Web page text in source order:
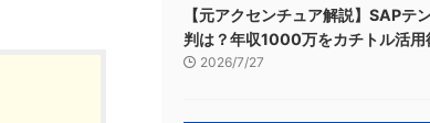
【元アクセンチュア解説】SAPテ
判は？年収1000万をカチトル活用
2026/7/27